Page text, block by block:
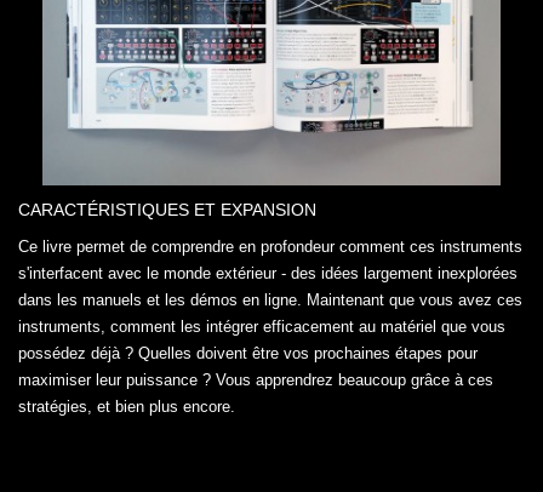
CARACTÉRISTIQUES ET EXPANSION
Ce livre permet de comprendre en profondeur comment ces instruments
s'interfacent avec le monde extérieur - des idées largement inexplorées
dans les manuels et les démos en ligne. Maintenant que vous avez ces
instruments, comment les intégrer efficacement au matériel que vous
possédez déjà ? Quelles doivent être vos prochaines étapes pour
maximiser leur puissance ? Vous apprendrez beaucoup grâce à ces
stratégies, et bien plus encore.